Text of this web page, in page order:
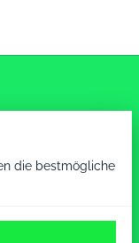
die bestmögliche